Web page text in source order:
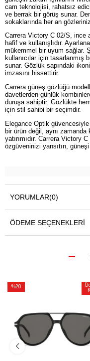
cam teknolojisi, rahatsız
ve berrak bir görüş sunar.
sokaklarında her an
Carrera Victory C 02/S, ince
hafif ve kullanışlıdır.
mükemmel bir uyum sağlar.
kullanıcılar için tasarlanmış
sunar. Gözlük sapındaki
imzasını hissettirir.
Carrera güneş gözlüğü
davetlerden günlük
duruşa sahiptir. Gözlükte
için stil sahibi bir seçimdir.
Elegance Optik
bir ürün değil, aynı
yatırımıdır. Carrera Victory
özgüveninizi yansıtın,
YORUMLAR(0)
ÖDEME SEÇENEKLERI
%20